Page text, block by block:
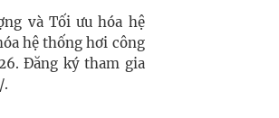
và Tối ưu hóa hệ
hệ thống hơi công
Đăng ký tham gia
.